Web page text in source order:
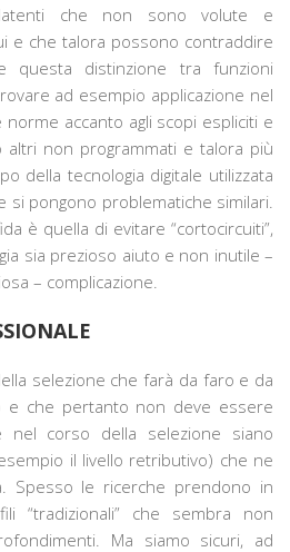
che non sono volute e
e che talora possono contraddire
questa distinzione tra funzioni
ad esempio applicazione nel
accanto agli scopi espliciti e
altri non programmati e talora più
della tecnologia digitale utilizzata
si pongono problematiche similari.
è quella di evitare “cortocircuiti”,
sia prezioso aiuto e non inutile –
– complicazione.
selezione che farà da faro e da
e che pertanto non deve essere
nel corso della selezione siano
il livello retributivo) che ne
Spesso le ricerche prendono in
“tradizionali” che sembra non
Ma siamo sicuri, ad